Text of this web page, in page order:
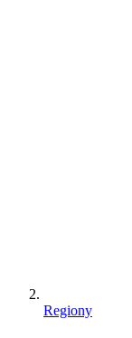
Regiony